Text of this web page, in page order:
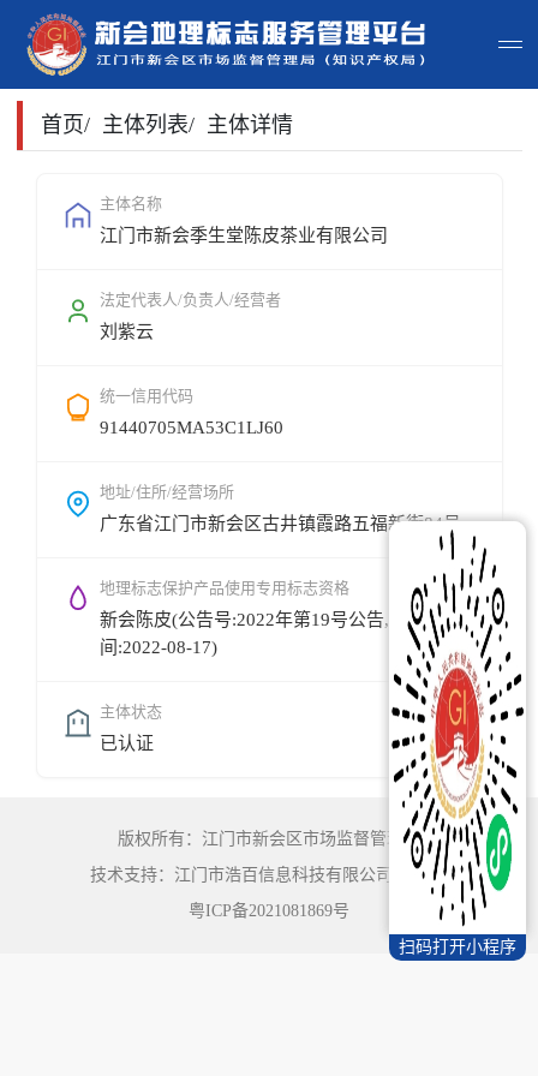
首页
政策法规
申请指南
地标地图
用户登录
首页/ 主体列表/ 主体详情
主体名称
江门市新会季生堂陈皮茶业有限公司
法定代表人/负责人/经营者
刘紫云
统一信用代码
91440705MA53C1LJ60
地址/住所/经营场所
广东省江门市新会区古井镇霞路五福新街84号
地理标志保护产品使用专用标志资格
新会陈皮(公告号:2022年第19号公告,公告时
间:2022-08-17)
主体状态
已认证
扫码打开小程序
版权所有：江门市新会区市场监督管理局
技术支持：江门市浩百信息科技有限公司
2022
粤ICP备2021081869号